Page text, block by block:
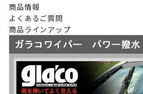
商品情報
よくあるご質問
商品ラインアップ